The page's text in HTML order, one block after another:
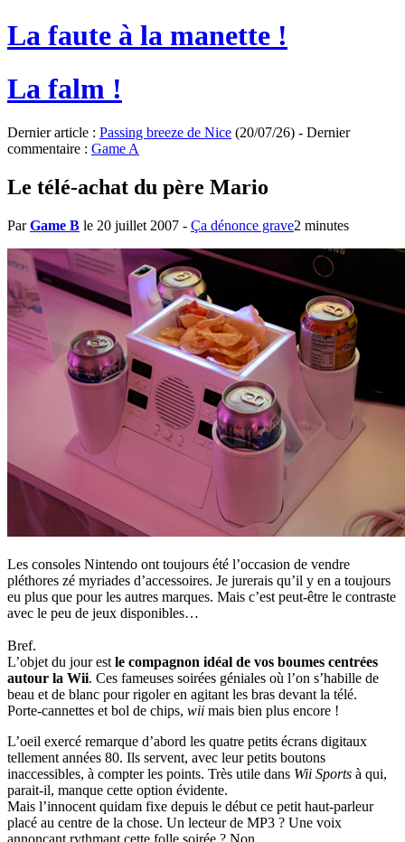
La faute à la manette !
La falm !
Dernier article : Passing breeze de Nice (20/07/26) - Dernier
commentaire : Game A
Le télé-achat du père Mario
ParGame B le 20 juillet 2007 - Ça dénonce grave2 minutes
Les consoles Nintendo ont toujours été l’occasion de vendre
pléthores zé myriades d’accessoires. Je jurerais qu’il y en a toujours
eu plus que pour les autres marques. Mais c’est peut-être le contraste
avec le peu de jeux disponibles…
Bref.
L’objet du jour est le compagnon idéal de vos boumes centrées
autour la Wii. Ces fameuses soirées géniales où l’on s’habille de
beau et de blanc pour rigoler en agitant les bras devant la télé.
Porte-cannettes et bol de chips, wii mais bien plus encore !
L’oeil exercé remarque d’abord les quatre petits écrans digitaux
tellement années 80. Ils servent, avec leur petits boutons
inaccessibles, à compter les points. Très utile dans Wii Sports à qui,
parait-il, manque cette option évidente.
Mais l’innocent quidam fixe depuis le début ce petit haut-parleur
placé au centre de la chose. Un lecteur de MP3 ? Une voix